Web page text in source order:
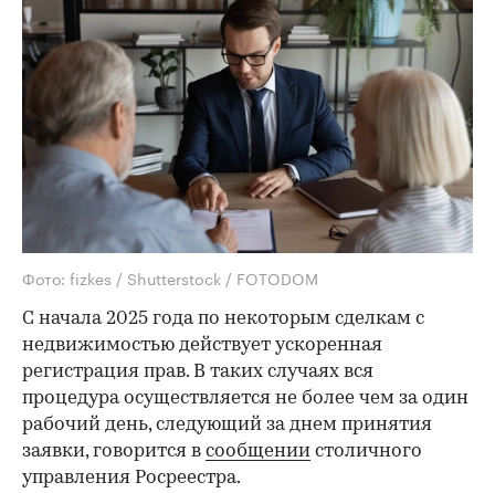
Фото: fizkes / Shutterstock / FOTODOM
С начала 2025 года по некоторым сделкам с
недвижимостью действует ускоренная
регистрация прав. В таких случаях вся
процедура осуществляется не более чем за один
рабочий день, следующий за днем принятия
заявки, говорится в сообщении столичного
управления Росреестра.